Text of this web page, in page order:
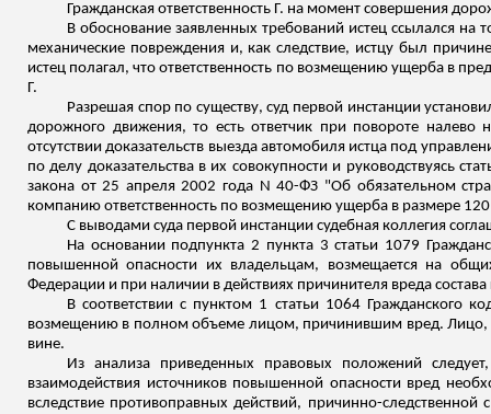
Гражданская ответственность Г. на момент совершения
В обоснование заявленных требований истец ссылался
механические повреждения и, как следствие, истцу был
истец полагал, что ответственность по возмещению ущерба в
Г.
Разрешая спор по существу, суд первой инстанции
дорожного движения, то есть ответчик при повороте налево
отсутствии доказательств выезда автомобиля истца под
по делу доказательства в их совокупности и руководствуясь
закона от 25 апреля 2002 года N 40-ФЗ "Об обязательном
компанию ответственность по возмещению ущерба в размере
С выводами суда первой инстанции судебная коллегия
На основании подпункта 2 пункта 3 статьи 1079
повышенной опасности их владельцам, возмещается на
Федерации и при наличии в действиях причинителя вреда
В соответствии с пунктом 1 статьи 1064 Гражданского
возмещению в полном объеме лицом, причинившим вред. Лицо,
вине.
Из анализа приведенных правовых положений
взаимодействия источников повышенной опасности вред
вследствие противоправных действий, причинно-